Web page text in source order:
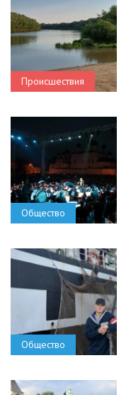
Происшествия
Общество
Общество